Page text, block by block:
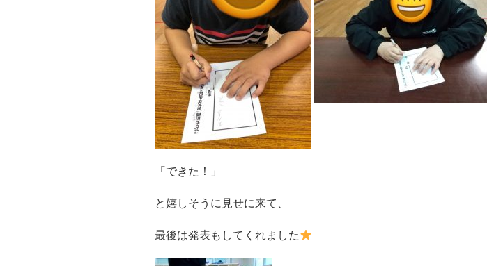
「できた！」
と嬉しそうに見せに来て、
最後は発表もしてくれました